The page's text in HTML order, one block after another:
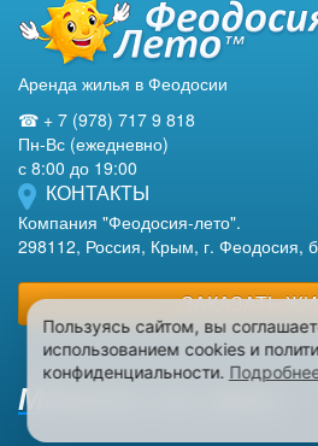
Аренда жилья в Феодосии
☎ + 7 (978) 717 9 818
Пн-Вс (ежедневно)
с 8:00 до 19:00
КОНТАКТЫ
Компания "Феодосия-лето".
298112, Россия, Крым, г. Феодосия,
ЗАКАЗАТЬ
Макеты на заказ
Пользуясь сайтом, вы
использованием cookies и
конфиденциальности.